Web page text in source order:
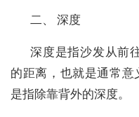
二、 深度
深度是指沙发从前
的距离，也就是通常意
是指除靠背外的深度。